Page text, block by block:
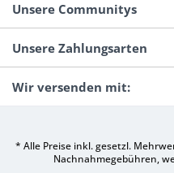
Unsere Communitys
Unsere Zahlungsarten
Wir versenden mit:
* Alle Preise inkl. gesetzl.
Nachnahmegebühren,